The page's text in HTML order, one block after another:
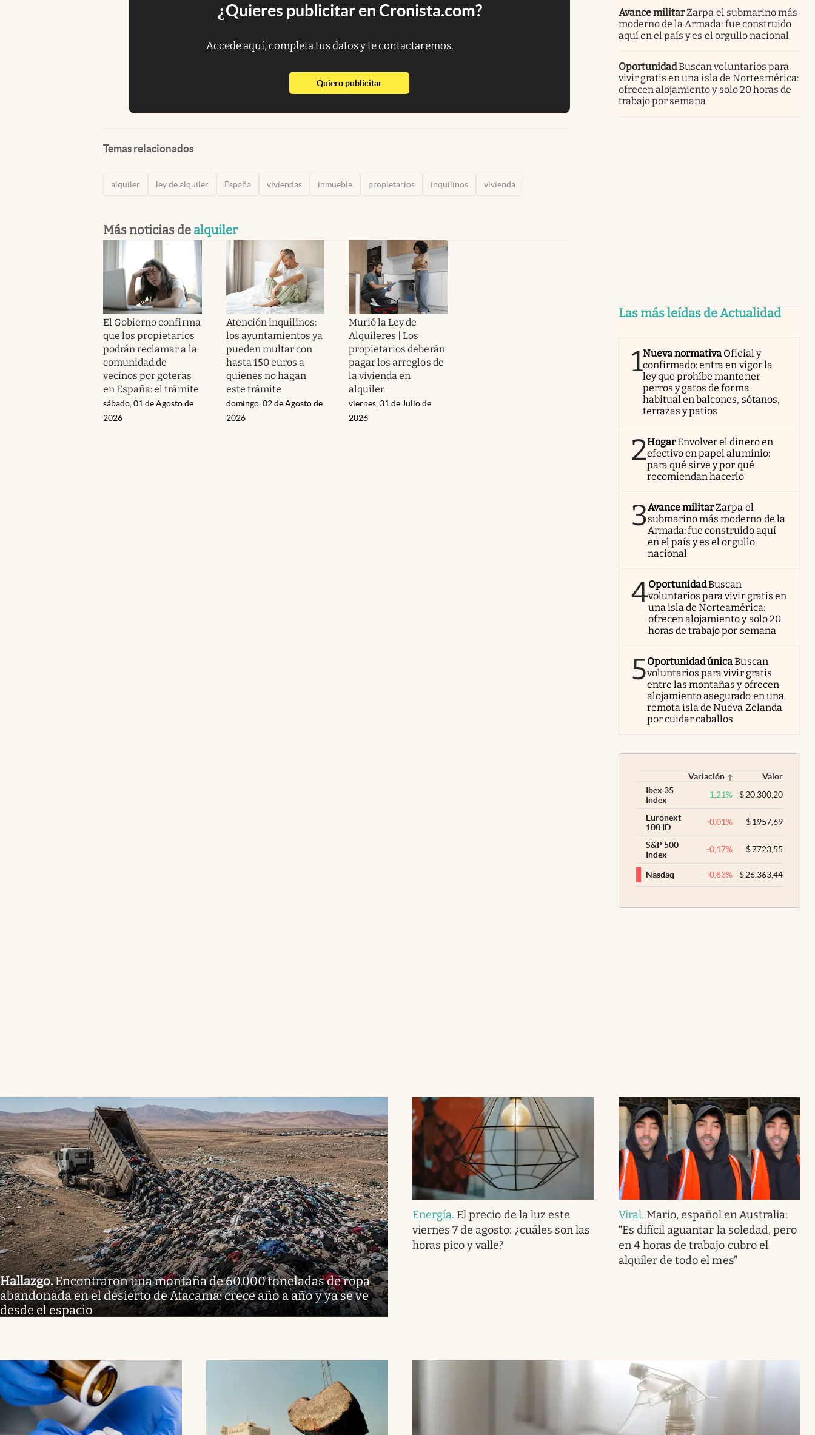
¿Quieres publicitar en Cronista.com?
Accede aquí, completa tus datos y te contactaremos.
Quiero publicitarabre en nueva pestaña
Temas relacionados
alquiler ley de alquiler España viviendas inmueble propietarios inquilinos vivienda
Más noticias de alquiler
El Gobierno confirma
que los propietarios
podrán reclamar a la
comunidad de
vecinos por goteras
en España: el trámite
sábado, 01 de Agosto de
2026
Atención inquilinos:
los ayuntamientos ya
pueden multar con
hasta 150 euros a
quienes no hagan
este trámite
domingo, 02 de Agosto de
2026
Murió la Ley de
Alquileres | Los
propietarios deberán
pagar los arreglos de
la vivienda en
alquiler
viernes, 31 de Julio de
2026
Avance militarZarpa el submarino más
moderno de la Armada: fue construido
aquí en el país y es el orgullo nacional
OportunidadBuscan voluntarios para
vivir gratis en una isla de Norteamérica:
ofrecen alojamiento y solo 20 horas de
trabajo por semana
Las más leídas de Actualidad
1Nueva normativa Oficial y
confirmado: entra en vigor la
ley que prohíbe mantener
perros y gatos de forma
habitual en balcones, sótanos,
terrazas y patios
2HogarEnvolver el dinero en
efectivo en papel aluminio:
para qué sirve y por qué
recomiendan hacerlo
3Avance militarZarpa el
submarino más moderno de la
Armada: fue construido aquí
en el país y es el orgullo
nacional
4OportunidadBuscan
voluntarios para vivir gratis en
una isla de Norteamérica:
ofrecen alojamiento y solo 20
horas de trabajo por semana
5Oportunidad únicaBuscan
voluntarios para vivir gratis
entre las montañas y ofrecen
alojamiento asegurado en una
remota isla de Nueva Zelanda
por cuidar caballos
Variación
Valor
Ibex 35
Index
1,21% $20.300,20
Euronext
100 ID
-0,01% $1957,69
S&P 500
Index
-0,17% $7723,55
Nasdaq -0,83% $26.363,44
Hallazgo.Encontraron una montaña de 60.000 toneladas de ropa
abandonada en el desierto de Atacama: crece año a año y ya se ve
desde el espacio
Energía. El precio de la luz este
viernes 7 de agosto: ¿cuáles son las
horas pico y valle?
Viral. Mario, español en Australia:
“Es difícil aguantar la soledad, pero
en 4 horas de trabajo cubro el
alquiler de todo el mes”